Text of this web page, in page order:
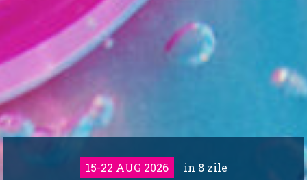
15-22 AUG 2026 in 8 zile